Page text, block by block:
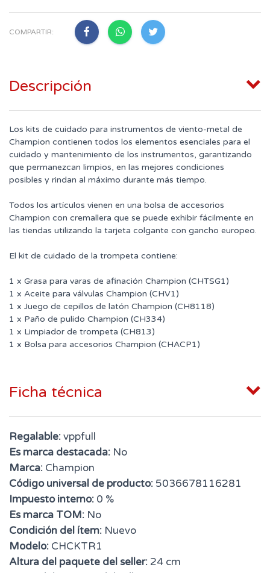
COMPARTIR:
Descripción
Los kits de cuidado para instrumentos de viento-metal de
Champion contienen todos los elementos esenciales para el
cuidado y mantenimiento de los instrumentos, garantizando
que permanezcan limpios, en las mejores condiciones
posibles y rindan al máximo durante más tiempo.
Todos los artículos vienen en una bolsa de accesorios
Champion con cremallera que se puede exhibir fácilmente en
las tiendas utilizando la tarjeta colgante con gancho europeo.
El kit de cuidado de la trompeta contiene:
1 x Grasa para varas de afinación Champion (CHTSG1)
1 x Aceite para válvulas Champion (CHV1)
1 x Juego de cepillos de latón Champion (CH8118)
1 x Paño de pulido Champion (CH334)
1 x Limpiador de trompeta (CH813)
1 x Bolsa para accesorios Champion (CHACP1)
Ficha técnica
Regalable:vppfull
Es marca destacada: No
Marca: Champion
Código universal de producto: 5036678116281
Impuesto interno: 0 %
Es marca TOM: No
Condición del ítem: Nuevo
Modelo: CHCKTR1
Altura del paquete del seller: 24 cm